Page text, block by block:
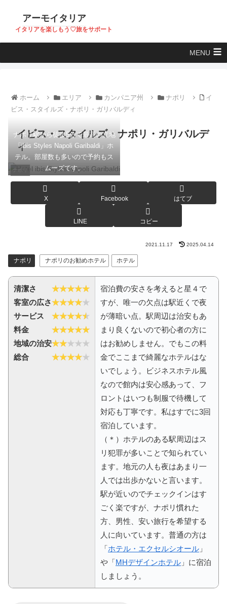
アーモイタリア
イタリアを楽しもう♡旅をサポート
MENU
ホーム エリア カンパニア州 ナポリ
イ
ビス・スタイルズ・ナポリ・ガリバルディ
イビス・スタイルズ・ナポリ・ガリバルデ
ィ
ナポリ
ナポリ駅から徒歩5分で最高の立地
「ibis Styles Napoli Garibaldi」ホ
テル。部屋数も多いので予約もス
ムーズです。
X Facebook はてブ
LINE コピー
2021.11.17 2025.04.14
ナポリ ナポリのお勧めホテル ホテル
清潔さ
客室の広さ
サービス
料金
地域の治安
総合
宿泊費の安さを考えると星４で
すが、唯一の欠点は駅近くで夜
が薄暗い点。駅周辺は治安もあ
まり良くないので初心者の方に
はお勧めしません。でもこの料
金でここまで綺麗なホテルはな
いでしょう。ビジネスホテル風
なので館内は安心感あって、フ
ロントはいつも制服で待機して
対応も丁寧です。私はすでに3回
宿泊しています。
（＊）ホテルのある駅周辺はス
リ犯罪が多いことで知られてい
ます。地元の人も夜はあまり一
人では出歩かないと言います。
駅が近いのでチェックインはす
ごく楽ですが、ナポリ慣れた
方、男性、安い旅行を希望する
人に向いています。普通の方は
「ホテル・エクセルシオール 」
や「MHデザインホテル 」に宿泊
しましょう。